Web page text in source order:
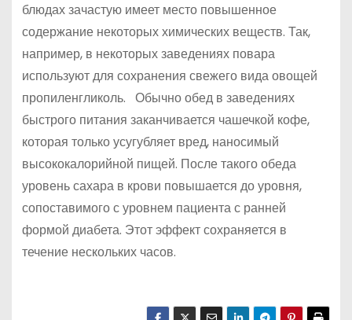
блюдах зачастую имеет место повышенное
содержание некоторых химических веществ. Так,
например, в некоторых заведениях повара
используют для сохранения свежего вида овощей
пропиленгликоль. Обычно обед в заведениях
быстрого питания заканчивается чашечкой кофе,
которая только усугубляет вред, наносимый
высококалорийной пищей. После такого обеда
уровень сахара в крови повышается до уровня,
сопоставимого с уровнем пациента с ранней
формой диабета. Этот эффект сохраняется в
течение нескольких часов.